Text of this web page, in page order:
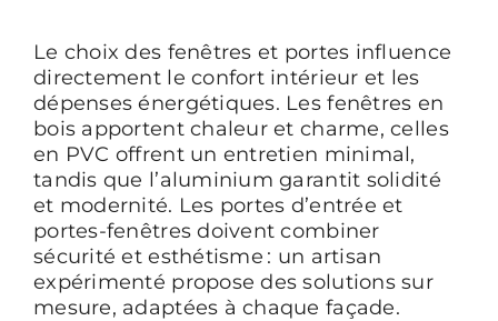
Le choix des fenêtres et portes influence
directement le confort intérieur et les
dépenses énergétiques. Les fenêtres en
bois apportent chaleur et charme, celles
en PVC offrent un entretien minimal,
tandis que l’aluminium garantit solidité
et modernité. Les portes d’entrée et
portes-fenêtres doivent combiner
sécurité et esthétisme : un artisan
expérimenté propose des solutions sur
mesure, adaptées à chaque façade.